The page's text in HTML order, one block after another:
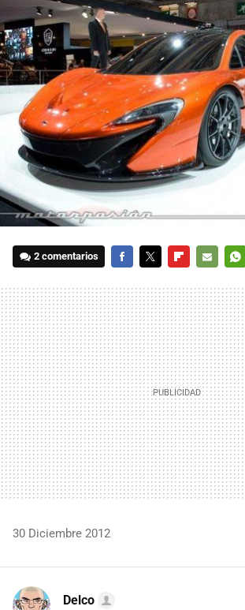
2 comentarios
MAIL
30 Diciembre 2012
Delco